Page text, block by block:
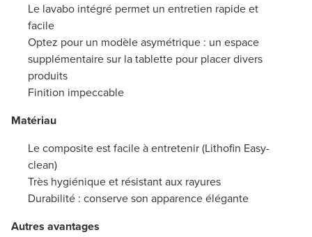
Le lavabo intégré permet un entretien rapide et
facile
Optez pour un modèle asymétrique : un espace
supplémentaire sur la tablette pour placer divers
produits
Finition impeccable
Matériau
Le composite est facile à entretenir (Lithofin Easy-
clean)
Très hygiénique et résistant aux rayures
Durabilité : conserve son apparence élégante
Autres avantages